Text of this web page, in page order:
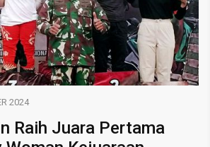
2024
Raih Juara Pertama